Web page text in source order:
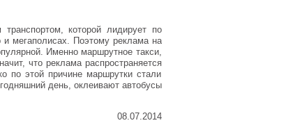
которой лидирует по
и мегаполисах. Поэтому реклама на
Именно маршрутное такси,
что реклама распространяется
по этой причине маршрутки стали
день, оклеивают автобусы
08.07.2014